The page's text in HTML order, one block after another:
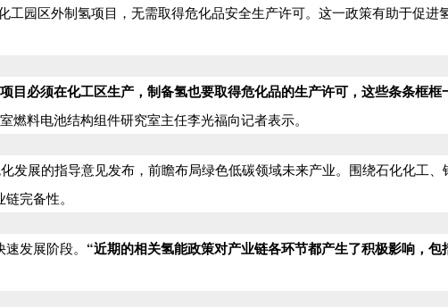
园区外制氢项目，无需取得危化品安全生产许可。这一政策有助于促
目必须在化工区生产，制备氢也要取得危化品的生产许可，这些条条框
燃料电池结构组件研究室主任李光福向记者表示。
展的指导意见发布，前瞻布局绿色低碳领域未来产业。围绕石化化工、
完备性。
发展阶段。 “近期的相关氢能政策对产业链各环节都产生了积极影响，